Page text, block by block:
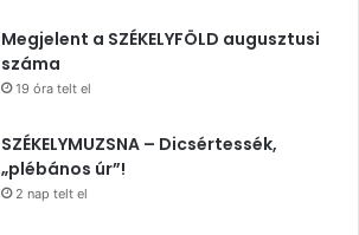
Megjelent a SZÉKELYFÖLD augusztusi
száma
19 óra telt el
SZÉKELYMUZSNA – Dicsértessék,
„plébános úr”!
2 nap telt el